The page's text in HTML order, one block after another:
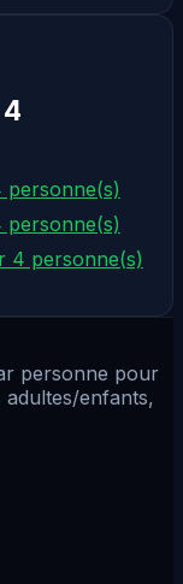
personne(s)
personne(s)
4 personne(s)
personne pour
enfants,